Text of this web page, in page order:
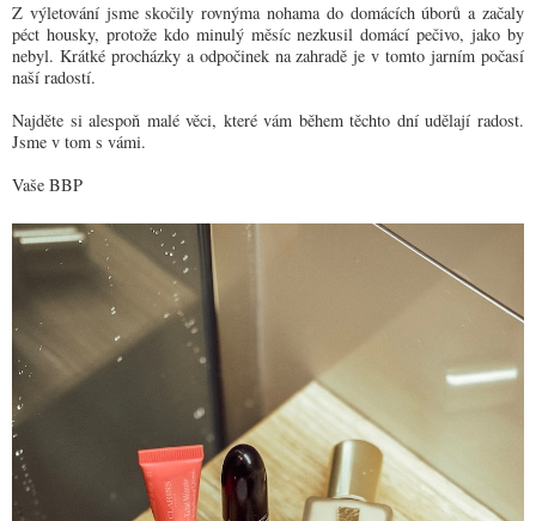
Z výletování jsme skočily rovnýma nohama do domácích úborů a začaly
péct housky, protože kdo minulý měsíc nezkusil domácí pečivo, jako by
nebyl. Krátké procházky a odpočinek na zahradě je v tomto jarním počasí
naší radostí.
Najděte si alespoň malé věci, které vám během těchto dní udělají radost.
Jsme v tom s vámi.
Vaše BBP